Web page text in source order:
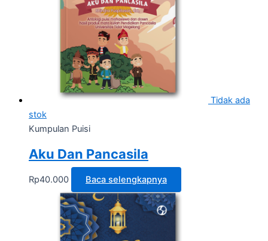
Tidak ada
stok
Kumpulan Puisi
Aku Dan Pancasila
Rp40.000 Baca selengkapnya